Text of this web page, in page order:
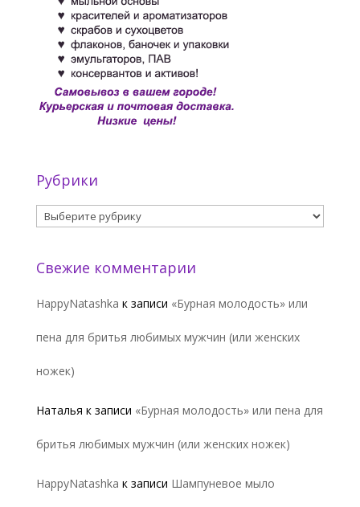
Рубрики
Рубрики
Свежие комментарии
HappyNatashka к записи «Бурная молодость» или
пена для бритья любимых мужчин (или женских
ножек)
Наталья к записи «Бурная молодость» или пена для
бритья любимых мужчин (или женских ножек)
HappyNatashka к записи Шампуневое мыло